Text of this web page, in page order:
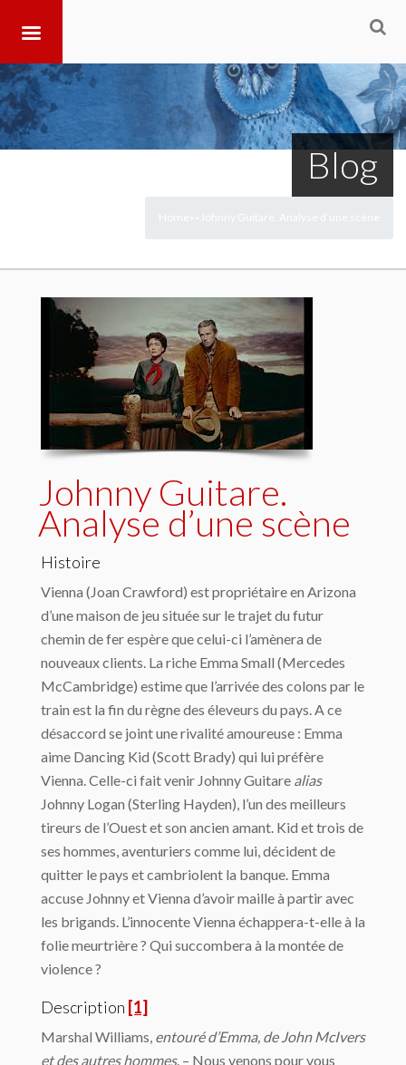
Blog
Johnny Guitare.
Analyse d’une scène
Histoire
Vienna (Joan Crawford) est propriétaire en Arizona
d’une maison de jeu située sur le trajet du futur
chemin de fer espère que celui-ci l’amènera de
nouveaux clients. La riche Emma Small (Mercedes
McCambridge) estime que l’arrivée des colons par le
train est la fin du règne des éleveurs du pays. A ce
désaccord se joint une rivalité amoureuse : Emma
aime Dancing Kid (Scott Brady) qui lui préfère
Vienna. Celle-ci fait venir Johnny Guitare alias
Johnny Logan (Sterling Hayden), l’un des meilleurs
tireurs de l’Ouest et son ancien amant. Kid et trois de
ses hommes, aventuriers comme lui, décident de
quitter le pays et cambriolent la banque. Emma
accuse Johnny et Vienna d’avoir maille à partir avec
les brigands. L’innocente Vienna échappera-t-elle à la
folie meurtrière ? Qui succombera à la montée de
violence ?
Description [1]
Marshal Williams, entouré d’Emma, de John McIvers
et des autres hommes. – Nous venons pour vous